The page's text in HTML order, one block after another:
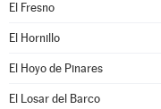
El Fresno
El Hornillo
El Hoyo de Pinares
El Losar del Barco